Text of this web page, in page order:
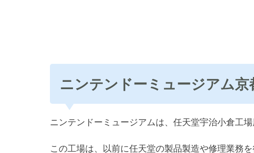
ニンテンドーミュージアム京
ニンテンドーミュージアムは、任天堂宇治小倉工場
この工場は、以前に任天堂の製品製造や修理業務